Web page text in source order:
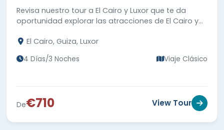
Revisa nuestro tour a El Cairo y Luxor que te da
oportunidad explorar las atracciones de El Cairo y
El Cairo, Guiza, Luxor
4 Días/3 Noches Viaje Clásico
De€710 View Tour